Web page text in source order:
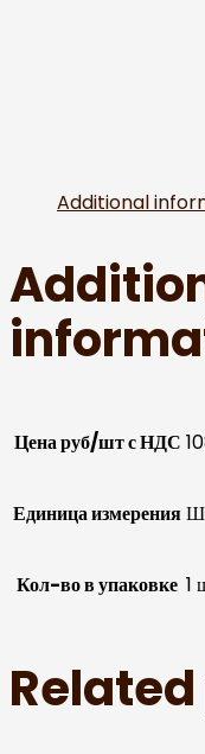
Additional
Цена руб/шт с НДС
Единица измерения
Кол-во в упаковке 1